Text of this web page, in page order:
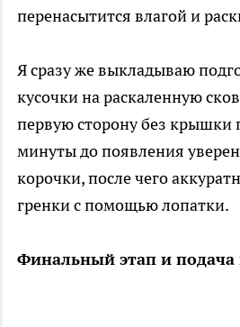
перенасытится влагой и
Я сразу же выкладываю
кусочки на раскаленную
первую сторону без крышки
минуты до появления
корочки, после чего
гренки с помощью лопатки.
Финальный этап и подача